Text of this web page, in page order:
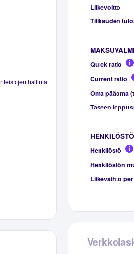
hallinta
Liikevoitto
Tilikauden
Quick ratio
Current ratio
Oma pääoma
Taseen
Henkilöstö
Henkilöstön
Liikevaihto